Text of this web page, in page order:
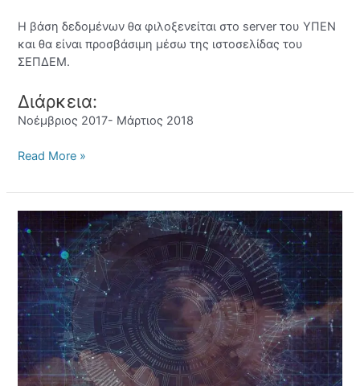
Η βάση δεδομένων θα φιλοξενείται στο server του ΥΠΕΝ
και θα είναι προσβάσιμη μέσω της ιστοσελίδας του
ΣΕΠΔΕΜ.
Διάρκεια:
Νοέμβριος 2017- Μάρτιος 2018
Read More »
βάσης
δεδομένων
για
τους
φορείς
εκμετάλλευσης
σταθερών
εγκαταστάσεων
και